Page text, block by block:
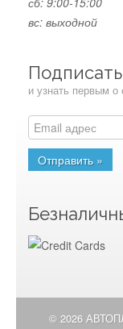
вс: выходной
и узнать первым о
© 2026